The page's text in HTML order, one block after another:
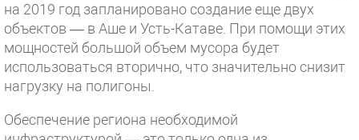
на 2019 год запланировано создание еще двух
объектов — в Аше и Усть-Катаве. При помощи этих
мощностей большой объем мусора будет
использоваться вторично, что значительно снизит
нагрузку на полигоны.
Обеспечение региона необходимой